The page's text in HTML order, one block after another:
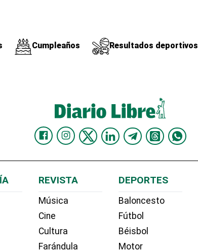
Cumpleaños Resultados deportivos
REVISTA
Música
Cine
Cultura
Farándula
DEPORTES
Baloncesto
Fútbol
Béisbol
Motor